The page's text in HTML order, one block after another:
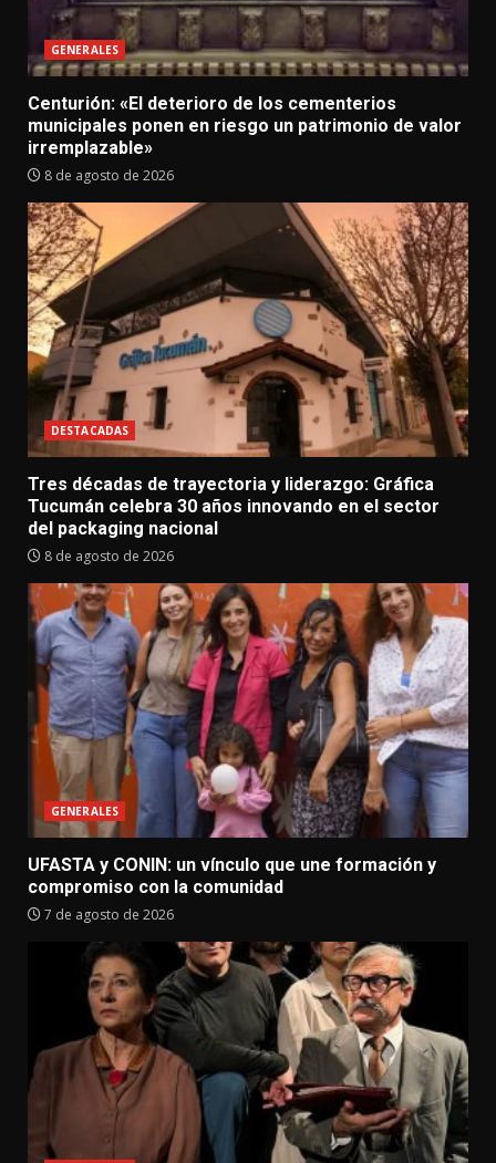
GENERALES
Centurión: «El deterioro de los cementerios
municipales ponen en riesgo un patrimonio de valor
irremplazable»
8 de agosto de 2026
DESTACADAS
Tres décadas de trayectoria y liderazgo: Gráfica
Tucumán celebra 30 años innovando en el sector
del packaging nacional
8 de agosto de 2026
GENERALES
UFASTA y CONIN: un vínculo que une formación y
compromiso con la comunidad
7 de agosto de 2026